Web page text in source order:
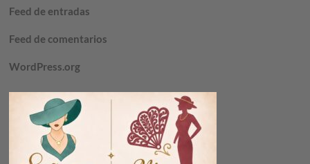
Feed de entradas
Feed de comentarios
WordPress.org